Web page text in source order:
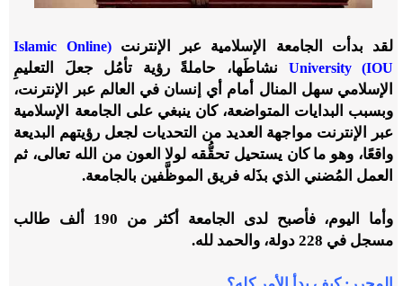
لقد بدأت الجامعة الإسلامية عبر الإنترنت
(Islamic Online
University (IOU نشاطَها، حاملةً رؤية تأمُل جعلَ التعليمِ
الإسلامي سهل المنال أمام أي إنسان في العالم عبر الإنترنت،
وبسبب البدايات المتواضعة، كان ينبغي على الجامعة الإسلامية
عبر الإنترنت مواجهة العديد من التحديات لجعل رؤيتهم البديعة
واقعًا، وهو ما كان يستحيل تحقُّقه لولا العون من الله تعالى، ثم
العمل المُضني الذي بذَله فريق الموظَّفين بالجامعة.
وأما اليوم، فأصبح لدى الجامعة أكثر من 190 ألف طالب
مسجل في 228 دولة، والحمد لله.